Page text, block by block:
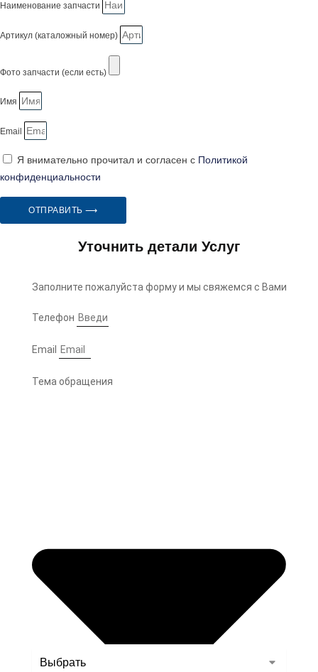
Наименование запчасти
Артикул (каталожный номер)
Фото запчасти (если есть)
Имя
Email
Я внимательно прочитал и согласен с Политикой
конфиденциальности
ОТПРАВИТЬ ⟶
Уточнить детали Услуг
Заполните пожалуйста форму и мы свяжемся с Вами
Телефон
Email
Тема обращения